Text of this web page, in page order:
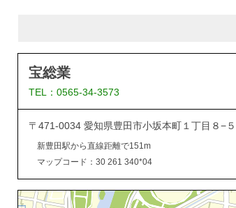
宝総業
TEL：0565-34-3573
〒471-0034 愛知県豊田市小坂本町１丁目８−５
新豊田駅から直線距離で151m
マップコード：30 261 340*04